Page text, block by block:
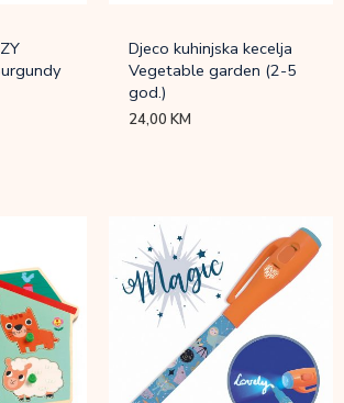
Djeco kuhinjska kecelja
Vegetable garden (2-5
god.)
24,00KM